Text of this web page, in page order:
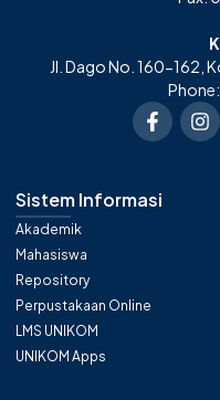
Jl. Dago No. 160-162,
Sistem Informasi
Akademik
Mahasiswa
Repository
Perpustakaan Online
LMS UNIKOM
UNIKOM Apps